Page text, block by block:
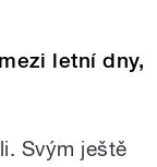
letní dny,
Svým ještě